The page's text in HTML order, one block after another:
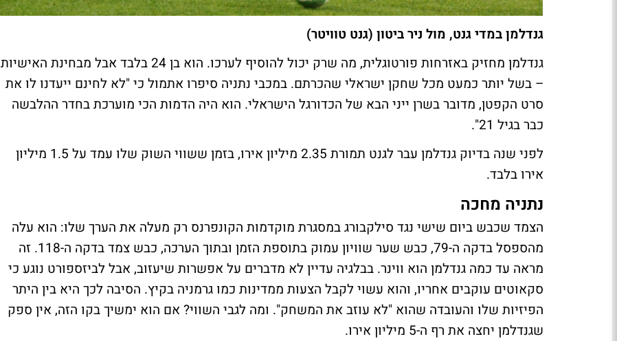
גנדלמן במדי גנט, מול ניר ביטון (גנט טוויטר)
גנדלמן מחזיק באזרחות פורטוגלית, מה שרק יכול להוסיף לערכו. הוא בן 24 בלבד אבל מבחינת האישיות
– בשל יותר כמעט מכל שחקן ישראלי שהכרתם. במכבי נתניה סיפרו אתמול כי "לא לחינם ייעדנו לו את
סרט הקפטן, מדובר בשרן ייני הבא של הכדורגל הישראלי. הוא היה הדמות הכי מוערכת בחדר ההלבשה
כבר בגיל 21".
לפני שנה בדיוק גנדלמן עבר לגנט תמורת 2.35 מיליון אירו, בזמן ששווי השוק שלו עמד על 1.5 מיליון
אירו בלבד.
נתניה מחכה
הצמד שכבש ביום שישי נגד סילקבורג במסגרת מוקדמות הקונפרנס רק מעלה את הערך שלו: הוא עלה
מהספסל בדקה ה-79, כבש שער שוויון עמוק בתוספת הזמן ובתוך הערכה, כבש צמד בדקה ה-118. זה
מראה עד כמה גנדלמן הוא ווינר. בבלגיה עדיין לא מדברים על אפשרות שיעזוב, אבל לביזספורט נוגע כי
סקאוטים עוקבים אחריו, והוא עשוי לקבל הצעות ממדינות כמו גרמניה בקיץ. הסיבה לכך היא בין היתר
הפיזיות שלו והעובדה שהוא "לא עוזב את המשחק". ומה לגבי השווי? אם הוא ימשיך בקו הזה, אין ספק
שגנדלמן יחצה את רף ה-5 מיליון אירו.